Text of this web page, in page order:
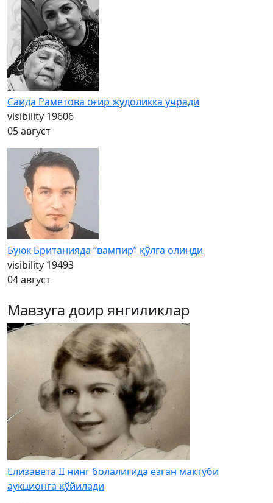
Саида Раметова оғир жудоликка учради
visibility 19606
05 август
Буюк Британияда “вампир” қўлга олинди
visibility 19493
04 август
Мавзуга доир янгиликлар
Елизавета II нинг болалигида ёзган мактуби
аукционга қўйилади